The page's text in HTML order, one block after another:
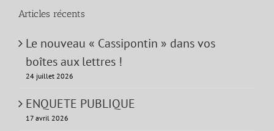
Articles récents
Le nouveau « Cassipontin » dans vos
boîtes aux lettres !
24 juillet 2026
ENQUETE PUBLIQUE
17 avril 2026